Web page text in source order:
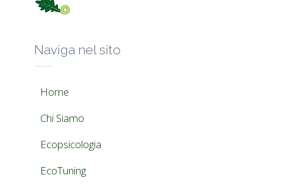
Naviga nel sito
Home
Chi Siamo
Ecopsicologia
EcoTuning